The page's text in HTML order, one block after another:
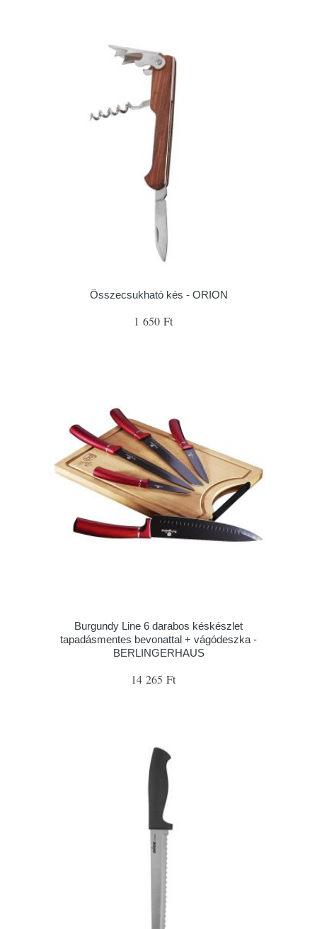
Összecsukható kés - ORION
1 650 Ft
Burgundy Line 6 darabos késkészlet
tapadásmentes bevonattal + vágódeszka -
BERLINGERHAUS
14 265 Ft